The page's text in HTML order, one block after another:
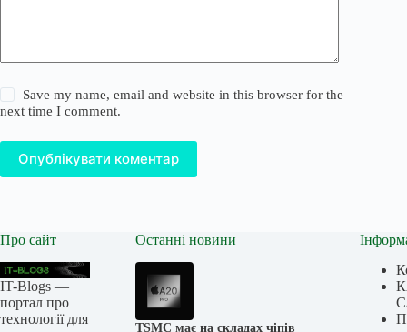
Save my name, email and website in this browser for the
next time I comment.
Опублікувати коментар
Про сайт
IT-Blogs —
портал про
технології для
Останні новини
TSMC має на складах чіпів